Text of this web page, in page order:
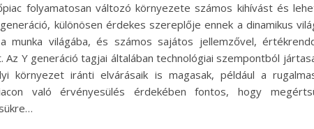
folyamatosan változó környezete számos kihívást és
különösen érdekes szereplője ennek a dinamikus
munka világába, és számos sajátos jellemzővel,
Az Y generáció tagjai általában technológiai szempontból
környezet iránti elvárásaik is magasak, például a
való érvényesülés érdekében fontos, hogy